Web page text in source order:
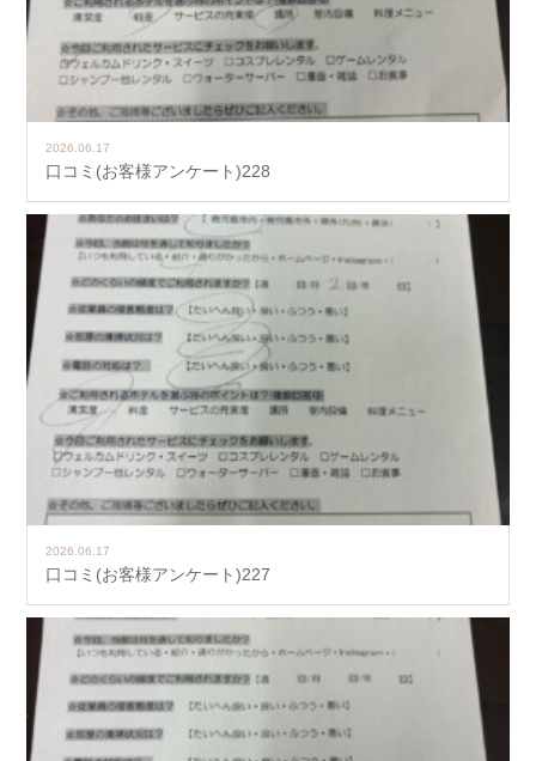
2026.06.17
口コミ(お客様アンケート)228
2026.06.17
口コミ(お客様アンケート)227